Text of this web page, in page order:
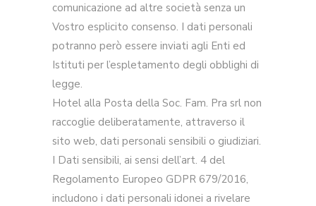
comunicazione ad altre società senza un
Vostro esplicito consenso. I dati personali
potranno però essere inviati agli Enti ed
Istituti per l’espletamento degli obblighi di
legge.
Hotel alla Posta della Soc. Fam. Pra srl non
raccoglie deliberatamente, attraverso il
sito web, dati personali sensibili o giudiziari.
I Dati sensibili, ai sensi dell’art. 4 del
Regolamento Europeo GDPR 679/2016,
includono i dati personali idonei a rivelare